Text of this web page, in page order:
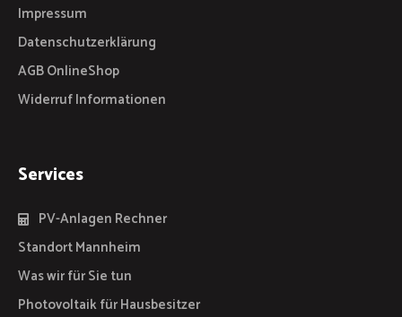
Impressum
Datenschutzerklärung
AGB OnlineShop
Widerruf Informationen
Services
PV-Anlagen Rechner
Standort Mannheim
Was wir für Sie tun
Photovoltaik für Hausbesitzer